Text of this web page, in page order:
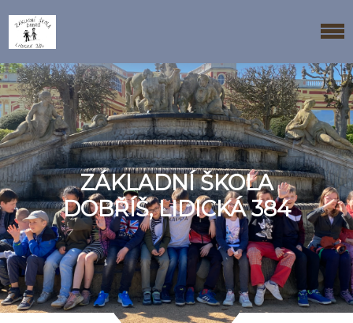
ZÁKLADNÍ ŠKOLA
DOBŘÍŠ, LIDICKÁ 384